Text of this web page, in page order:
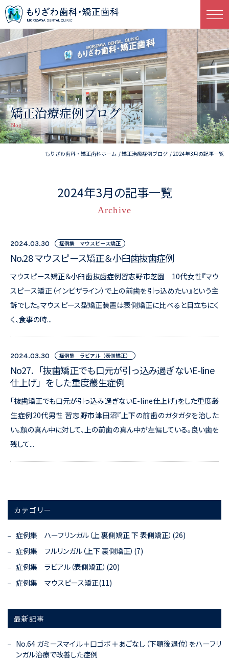
矯正治療症例ブログ
Blog
もりざわ歯科・矯正歯科ホーム 矯正治療症例ブログ 2024年3月の記事一覧
2024年3月の記事一覧
Archive
2024.03.30 症例集 マウスピース矯正
No.28 マウスピース矯正＆小臼歯抜歯症例
マウスピース矯正＆小臼歯抜歯症例習志野市芝園 10代女性『マウ
スピース矯正（インビザライン）で上の前歯を引っ込めたい』という主
訴でした。マウスピース型矯正装置は表側矯正に比べると目立ちにく
く、食事の時...
2024.03.30 症例集 ラビアル（表側矯正）
No27. 「抜歯矯正でも口元が引っ込み過ぎないE-line
仕上げ」をした重度叢生症例
「抜歯矯正でも口元が引っ込み過ぎないE-line仕上げ」をした重度叢
生症例20代男性 習志野市津田沼『上下の前歯のガタガタを治した
い。顔の真ん中に対して、上の前歯の真ん中が左偏している。良い歯を
残して...
カテゴリー
症例集 ハーフリンガル（上 裏側矯正 下 表側矯正）(26)
症例集 フルリンガル（上下 裏側矯正）(7)
症例集 ラビアル（表側矯正）(20)
症例集 マウスピース矯正(11)
最新記事
No.64 ガミースマイル＋口ゴボ＋あごなし（下顎後退位）をハーフリ
ンガル治療で改善した症例